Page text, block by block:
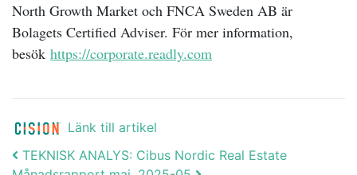
North Growth Market och FNCA Sweden AB är
Bolagets Certified Adviser. För mer information,
besök https://corporate.readly.com
Länk till artikel
Post navigation
TEKNISK ANALYS: Cibus Nordic Real Estate